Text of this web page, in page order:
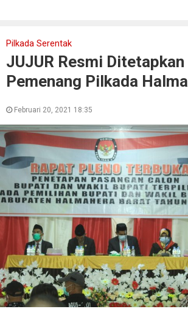
Pilkada Serentak
JUJUR Resmi
Pemenang Pilkada
Februari 20, 2021 18:35